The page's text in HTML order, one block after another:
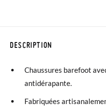
DESCRIPTION
Chaussures barefoot
antidérapante.
Fabriquées